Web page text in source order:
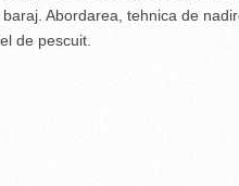
Abordarea, tehnica de
de pescuit.